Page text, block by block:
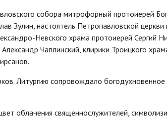
собора митрофорный протоиерей
Зулин, настоятель Петропавловской церкви
Невского храма протоиерей Сергий
Чаплинский, клирики Троицкого
Литургию сопровождало
облачения священнослужителей,